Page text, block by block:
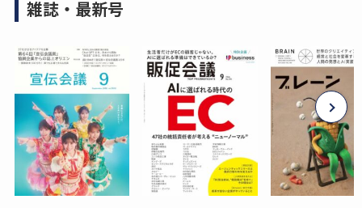
雑誌・最新号